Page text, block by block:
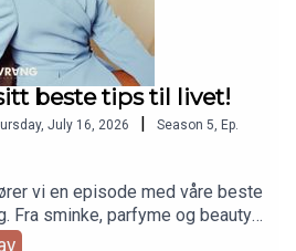
beste tips til livet!
July 16, 2026 | Season 5 Ep.
vi en episode med våre beste
Fra sminke, parfyme og beauty,
seg til å lære barna sine om